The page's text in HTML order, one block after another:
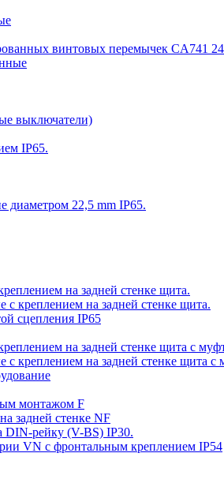
винтовых перемычек CA741
выключатели)
IP65.
диаметром 22,5 mm IP65.
на задней стенке щита.
креплением на задней стенке щита.
сцепления IP65
на задней стенке щита с
креплением на задней стенке щита с
монтажом F
задней стенке NF
DIN-рейку (V-BS) IP30.
VN c фронтальным креплением IP54